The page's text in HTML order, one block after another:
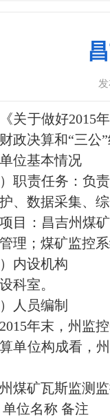
关于做好2015
政决算和“三公
位基本情况
）职责任务：负
、数据采集、
目：昌吉州煤
理；煤矿监控
）内设机构
科室。
）人员编制
年末，州监
单位构成看，
煤矿瓦斯监测
单位名称 备注